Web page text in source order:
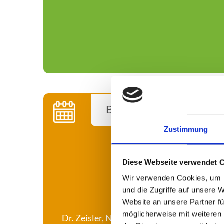
Zustimmung
Diese Webseite verwendet
Wir verwenden Cookies,
und die Zugriffe auf unsere
Website an unsere Partner
möglicherweise mit
t
Bekanntmachung
Zu folgenden Zeiten
Dr. Zeisler, Nachbarpraxis, Tel.: